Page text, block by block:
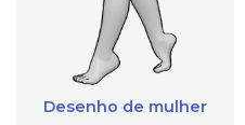
Desenho de mulher